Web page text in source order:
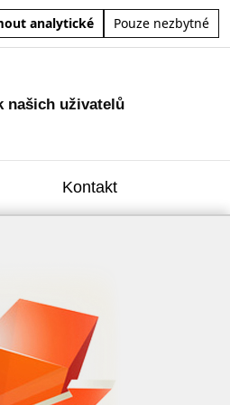
analytické Pouze nezbytné
našich uživatelů
Kontakt